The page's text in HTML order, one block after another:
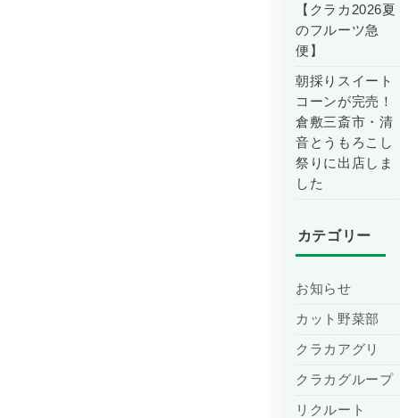
【クラカ2026夏
のフルーツ急
便】
朝採りスイート
コーンが完売！
倉敷三斎市・清
音とうもろこし
祭りに出店しま
した
カテゴリー
お知らせ
カット野菜部
クラカアグリ
クラカグループ
リクルート